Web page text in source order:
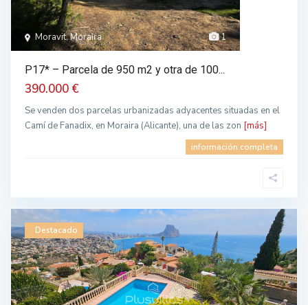
1
Moravit, Moraira
P17* – Parcela de 950 m2 y otra de 100...
390.000 €
Se venden dos parcelas urbanizadas adyacentes situadas en el
Camí de Fanadix, en Moraira (Alicante), una de las zon [más]
información completa
Destacado